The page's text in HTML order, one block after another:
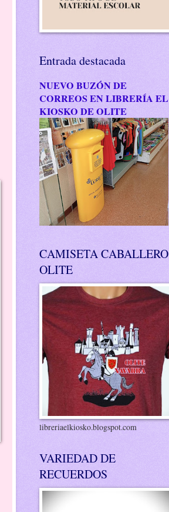
Entrada destacada
NUEVO BUZÓN DE
CORREOS EN LIBRERÍA EL
KIOSKO DE OLITE
CAMISETA CABALLERO
OLITE
libreriaelkiosko.blogspot.com
VARIEDAD DE
RECUERDOS